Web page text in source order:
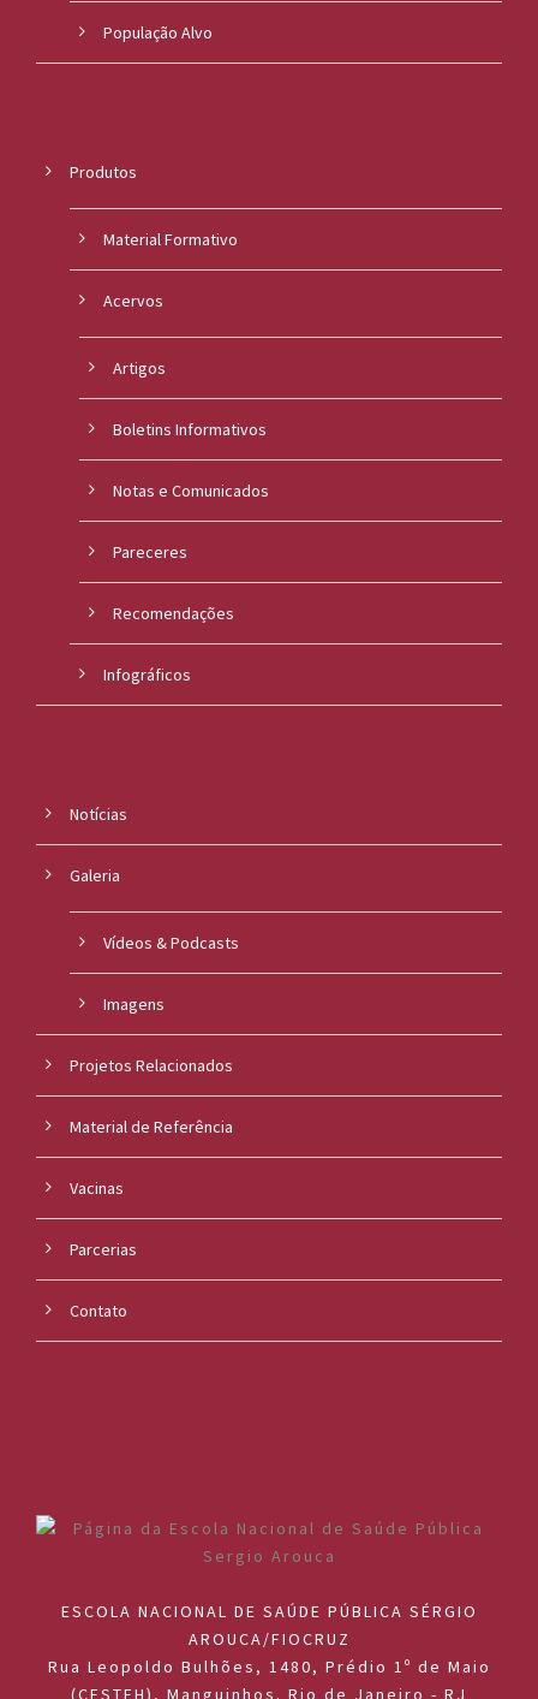
População Alvo
Produtos
Material Formativo
Acervos
Artigos
Boletins Informativos
Notas e Comunicados
Pareceres
Recomendações
Infográficos
Notícias
Galeria
Vídeos & Podcasts
Imagens
Projetos Relacionados
Material de Referência
Vacinas
Parcerias
Contato
ESCOLA NACIONAL DE SAÚDE PÚBLICA SÉRGIO
AROUCA/FIOCRUZ
Rua Leopoldo Bulhões, 1480, Prédio 1º de Maio
(CESTEH), Manguinhos. Rio de Janeiro - RJ